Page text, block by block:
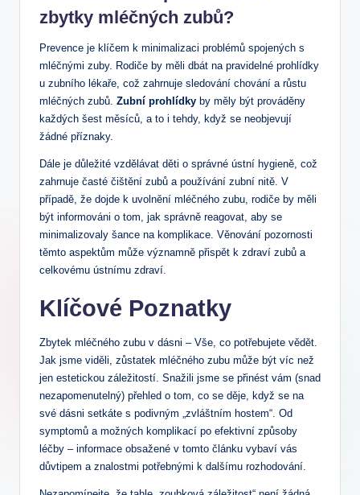
zbytky mléčných zubů?
Prevence je klíčem k minimalizaci problémů spojených s
mléčnými zuby. Rodiče by měli dbát na pravidelné prohlídky
u zubního lékaře, což zahrnuje sledování chování a růstu
mléčných zubů. Zubní prohlídky by měly být prováděny
každých šest měsíců, a to i tehdy, když se neobjevují
žádné příznaky.
Dále je důležité vzdělávat děti o správné ústní hygieně, což
zahrnuje časté čištění zubů a používání zubní nitě. V
případě, že dojde k uvolnění mléčného zubu, rodiče by měli
být informováni o tom, jak správně reagovat, aby se
minimalizovaly šance na komplikace. Věnování pozornosti
těmto aspektům může významně přispět k zdraví zubů a
celkovému ústnímu zdraví.
Klíčové Poznatky
Zbytek mléčného zubu v dásni – Vše, co potřebujete vědět.
Jak jsme viděli, zůstatek mléčného zubu může být víc než
jen estetickou záležitostí. Snažili jsme se přinést vám (snad
nezapomenutelný) přehled o tom, co se děje, když se na
své dásni setkáte s podivným „zvláštním hostem“. Od
symptomů a možných komplikací po efektivní způsoby
léčby – informace obsažené v tomto článku vybaví vás
důvtipem a znalostmi potřebnými k dalšímu rozhodování.